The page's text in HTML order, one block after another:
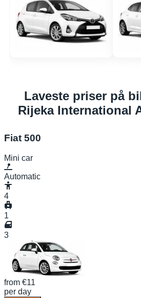
Laveste priser på
Rijeka International
Fiat 500
Mini car
Automatic
4
1
3
from €11
per day